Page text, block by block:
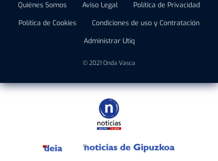
Quiénes Somos Aviso Legal
Política de Privacidad
Política de Cookies
Condiciones de uso y Contratación
Administrar Utiq
© 2021 Onda Vasca